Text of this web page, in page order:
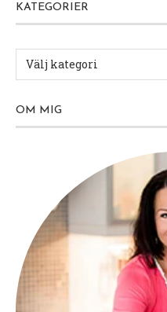
KATEGORIER
OM MIG